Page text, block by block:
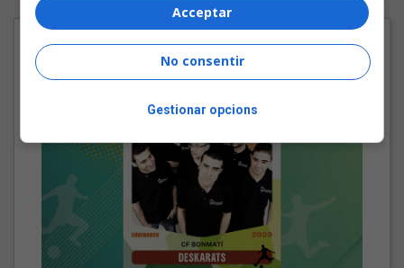
EN PORTADA
Acceptar
No consentir
Gestionar opcions